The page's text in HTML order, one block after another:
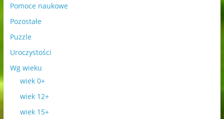
Pomoce naukowe
Pozostałe
Puzzle
Uroczystości
Wg wieku
wiek 0+
wiek 12+
wiek 15+